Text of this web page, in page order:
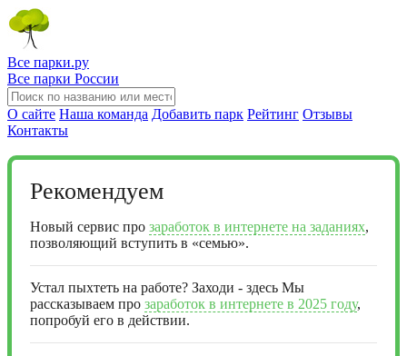
Все парки.ру
Все парки России
О сайте Наша команда Добавить парк Рейтинг Отзывы
Контакты
Рекомендуем
Новый сервис про заработок в интернете на заданиях,
позволяющий вступить в «семью».
Устал пыхтеть на работе? Заходи - здесь Мы
рассказываем про заработок в интернете в 2025 году,
попробуй его в действии.